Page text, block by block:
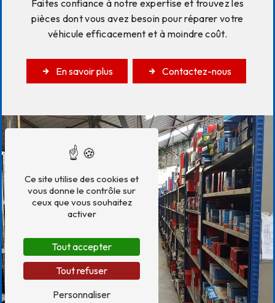
Faites confiance à notre expertise et trouvez les
pièces dont vous avez besoin pour réparer votre
véhicule efficacement et à moindre coût.
En savoir plus Contactez-nous
Ce site utilise des cookies et
vous donne le contrôle sur
ceux que vous souhaitez
activer
Tout accepter
Tout refuser
Personnaliser